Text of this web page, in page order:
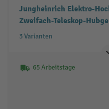
Jungheinrich Elektro-
Zweifach-Teleskop-
Doppelstockfunktion,
3 Varianten
65 Arbeitstage